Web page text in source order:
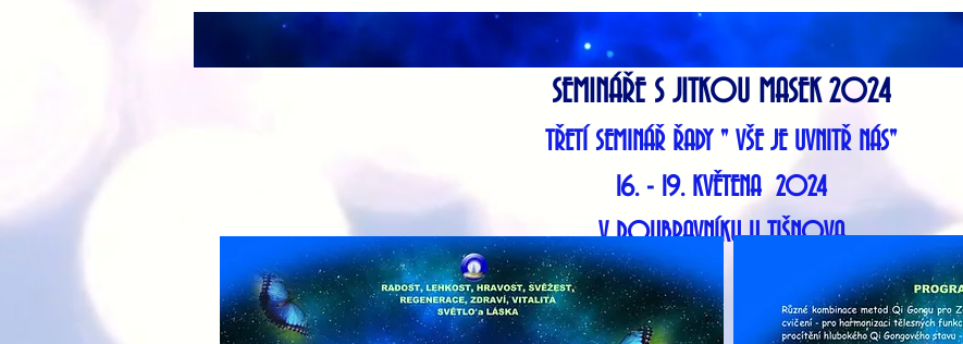
SEMINÁŘE S JITKOU MASEK 2024
TŘETÍ SEMINÁŘ ŘADY " VŠE JE UVNITŘ NÁS"
16. - 19. KVĚTENA 2024
V DOUBRAVNÍKU U TIŠNOVA